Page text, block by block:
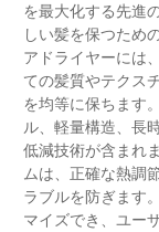
を最大化する先進
しい髪を保つため
アドライヤーには
ての髪質やテクス
を均等に保ちます
ル、軽量構造、長
低減技術が含まれ
ムは、正確な熱調
ラブルを防ぎます
マイズでき、ユー